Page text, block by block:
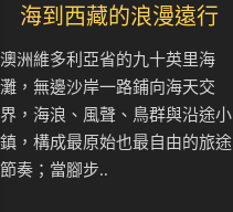
海到西藏的浪漫遠行
澳洲維多利亞省的九十英里海
灘，無邊沙岸一路鋪向海天交
界，海浪、風聲、鳥群與沿途小
鎮，構成最原始也最自由的旅途
節奏；當腳步..